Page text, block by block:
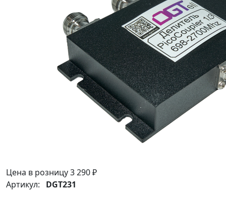
Цена в розницу3 290 ₽
Артикул: DGT231